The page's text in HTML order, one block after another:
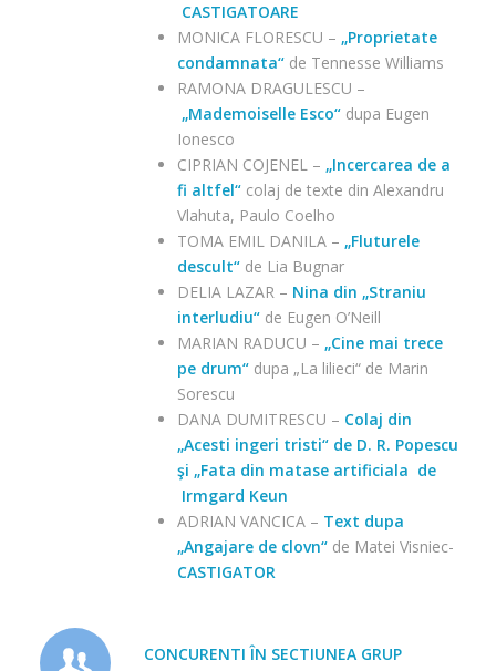
CASTIGATOARE
MONICA FLORESCU – „Proprietate
condamnata“de Tennesse Williams
RAMONA DRAGULESCU –
„Mademoiselle Esco“dupa Eugen
Ionesco
CIPRIAN COJENEL – „Incercarea de a
fi altfel“colaj de texte din Alexandru
Vlahuta, Paulo Coelho
TOMA EMIL DANILA – „Fluturele
descult“de Lia Bugnar
DELIA LAZAR – Nina din „Straniu
interludiu“de Eugen O’Neill
MARIAN RADUCU – „Cine mai trece
pe drum“ dupa „La lilieci“ de Marin
Sorescu
DANA DUMITRESCU – Colaj din
„Acesti ingeri tristi“ de D. R. Popescu
şi „Fata din matase artificiala de
Irmgard Keun
ADRIAN VANCICA – Text dupa
„Angajare de clovn“ de Matei Visniec-
CASTIGATOR
CONCURENTI ÎN SECTIUNEA GRUP